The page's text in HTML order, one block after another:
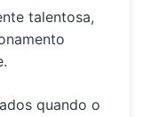
talentosa,
quando o